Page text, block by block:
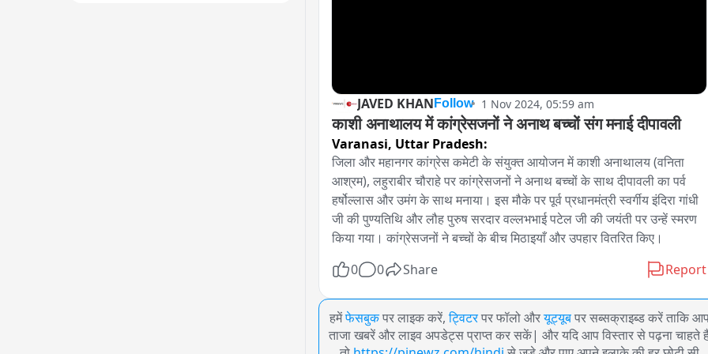
JAVED KHAN Follow 1 Nov 2024, 05:59 am
काशी अनाथालय में कांग्रेसजनों ने अनाथ बच्चों संग मनाई दीपावली
Varanasi, Uttar Pradesh:
जिला और महानगर कांग्रेस कमेटी के संयुक्त आयोजन में काशी अनाथालय (वनिता
आश्रम), लहुराबीर चौराहे पर कांग्रेसजनों ने अनाथ बच्चों के साथ दीपावली का पर्व
हर्षोल्लास और उमंग के साथ मनाया। इस मौके पर पूर्व प्रधानमंत्री स्वर्गीय इंदिरा गांधी
जी की पुण्यतिथि और लौह पुरुष सरदार वल्लभभाई पटेल जी की जयंती पर उन्हें स्मरण
किया गया। कांग्रेसजनों ने बच्चों के बीच मिठाइयाँ और उपहार वितरित किए।
0
0 Share Report
हमेंफेसबुक पर लाइक करें, ट्विटर पर फॉलो औरयूट्यूब पर सब्सक्राइब्ड करें ताकि
ताजा खबरें और लाइव अपडेट्स प्राप्त कर सकें| और यदि आप विस्तार से पढ़ना चाहते